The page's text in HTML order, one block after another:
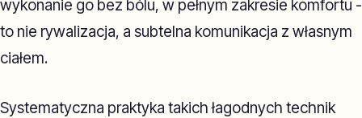
wykonanie go bez bólu, w pełnym zakresie komfortu -
to nie rywalizacja, a subtelna komunikacja z własnym
ciałem.
Systematyczna praktyka takich łagodnych technik